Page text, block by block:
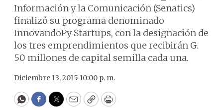
Información y la Comunicación (Senatics)
finalizó su programa denominado
InnovandoPy Startups, con la designación de
los tres emprendimientos que recibirán G.
50 millones de capital semilla cada una.
Diciembre 13, 2015 10:00 p. m.
WhatsApp
Facebook
Twitter
EmailCopyPrint